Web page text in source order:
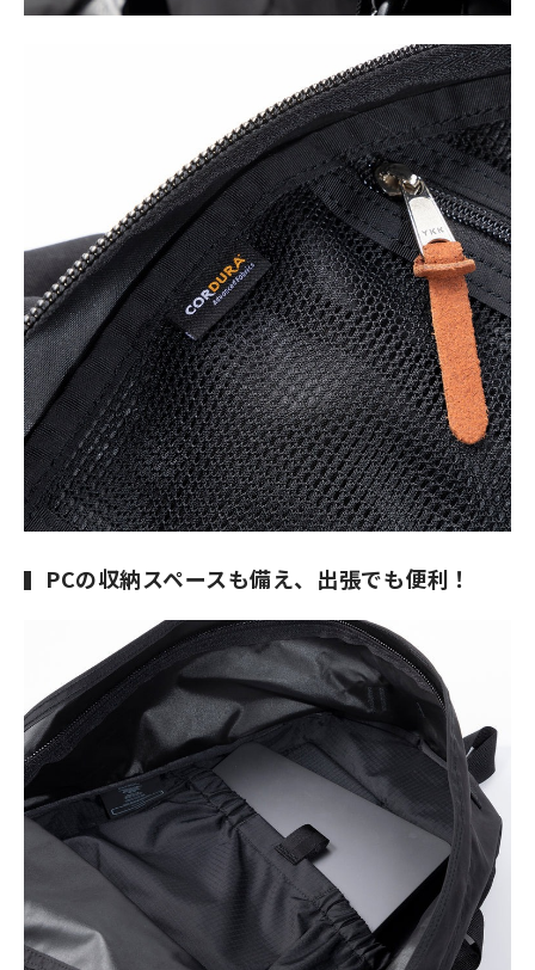
PCの収納スペースも備え、出張でも便利！